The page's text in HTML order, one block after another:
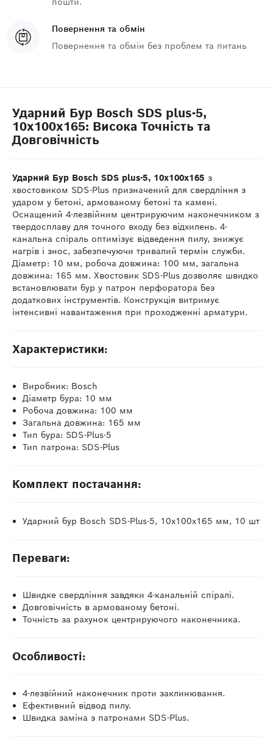
Повернення та обмін
Повернення та обмін без проблем та питань
Ударний Бур Bosch SDS plus-5,
10x100x165: Висока Точність та
Довговічність
Ударний Бур Bosch SDS plus-5, 10x100x165 з
хвостовиком SDS-Plus призначений для свердління з
ударом у бетоні, армованому бетоні та камені.
Оснащений 4-лезвійним центрируючим наконечником з
твердосплаву для точного входу без відхилень. 4-
канальна спіраль оптимізує відведення пилу, знижує
нагрів і знос, забезпечуючи тривалий термін служби.
Діаметр: 10 мм, робоча довжина: 100 мм, загальна
довжина: 165 мм. Хвостовик SDS-Plus дозволяє швидко
встановлювати бур у патрон перфоратора без
додаткових інструментів. Конструкція витримує
інтенсивні навантаження при проходженні арматури.
Характеристики:
Виробник: Bosch
Діаметр бура: 10 мм
Робоча довжина: 100 мм
Загальна довжина: 165 мм
Тип бура: SDS-Plus-5
Тип патрона: SDS-Plus
Комплект постачання:
Ударний бур Bosch SDS-Plus-5, 10х100х165 мм, 10 шт
Переваги:
Швидке свердління завдяки 4-канальній спіралі.
Довговічність в армованому бетоні.
Точність за рахунок центрируючого наконечника.
Особливості:
4-лезвійний наконечник проти заклинювання.
Ефективний відвод пилу.
Швидка заміна з патронами SDS-Plus.